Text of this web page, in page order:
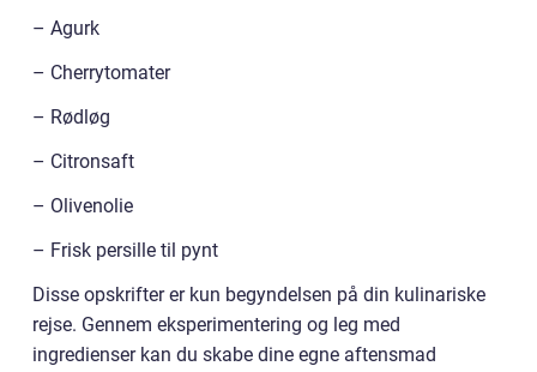
– Agurk
– Cherrytomater
– Rødløg
– Citronsaft
– Olivenolie
– Frisk persille til pynt
Disse opskrifter er kun begyndelsen på din kulinariske
rejse. Gennem eksperimentering og leg med
ingredienser kan du skabe dine egne aftensmad